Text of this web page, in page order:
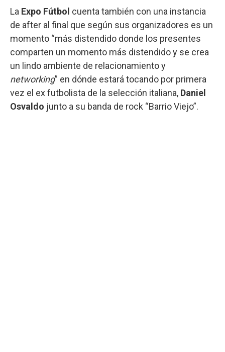
La Expo Fútbol cuenta también con una instancia
de after al final que según sus organizadores es un
momento “más distendido donde los presentes
comparten un momento más distendido y se crea
un lindo ambiente de relacionamiento y
networking” en dónde estará tocando por primera
vez el ex futbolista de la selección italiana, Daniel
Osvaldo junto a su banda de rock “Barrio Viejo”.